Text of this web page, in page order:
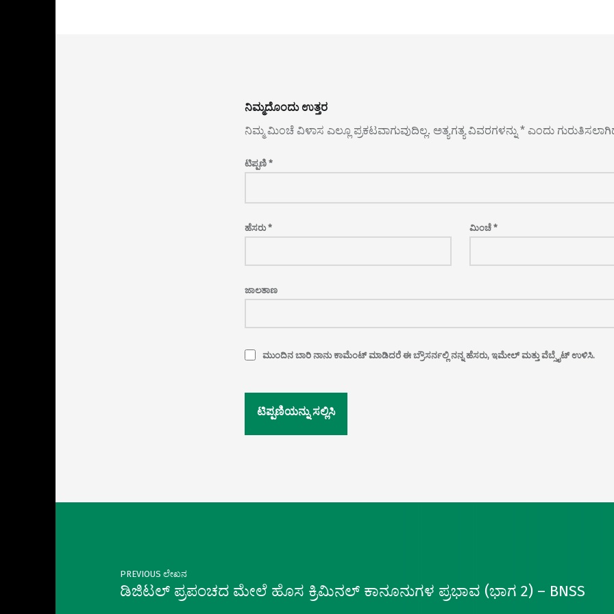
ನಿಮ್ಮದೊಂದು ಉತ್ತರ
ನಿಮ್ಮ ಮಿಂಚೆ ವಿಳಾಸ ಎಲ್ಲೂ ಪ್ರಕಟವಾಗುವುದಿಲ್ಲ. ಅತ್ಯಗತ್ಯ ವಿವರಗಳನ್ನು * ಎಂದು
ಟಿಪ್ಪಣಿ *
ಹೆಸರು* ಮಿಂಚೆ *
ಜಾಲತಾಣ
ಮುಂದಿನ ಬಾರಿ ನಾನು ಕಾಮೆಂಟ್ ಮಾಡಿದರೆ ಈ ಬ್ರೌಸರ್ನಲ್ಲಿ ನನ್ನ ಹೆಸರು, ಇಮೇಲ್ ಮತ್ತು ವೆಬ್ಸೈಟ್ ಉಳಿಸಿ.
Post navigation
PREVIOUS ಲೇಖನ
ಡಿಜಿಟಲ್ ಪ್ರಪಂಚದ ಮೇಲೆ ಹೊಸ ಕ್ರಿಮಿನಲ್ ಕಾನೂನುಗಳ ಪ್ರಭಾವ (ಭಾಗ 2) – BNSS